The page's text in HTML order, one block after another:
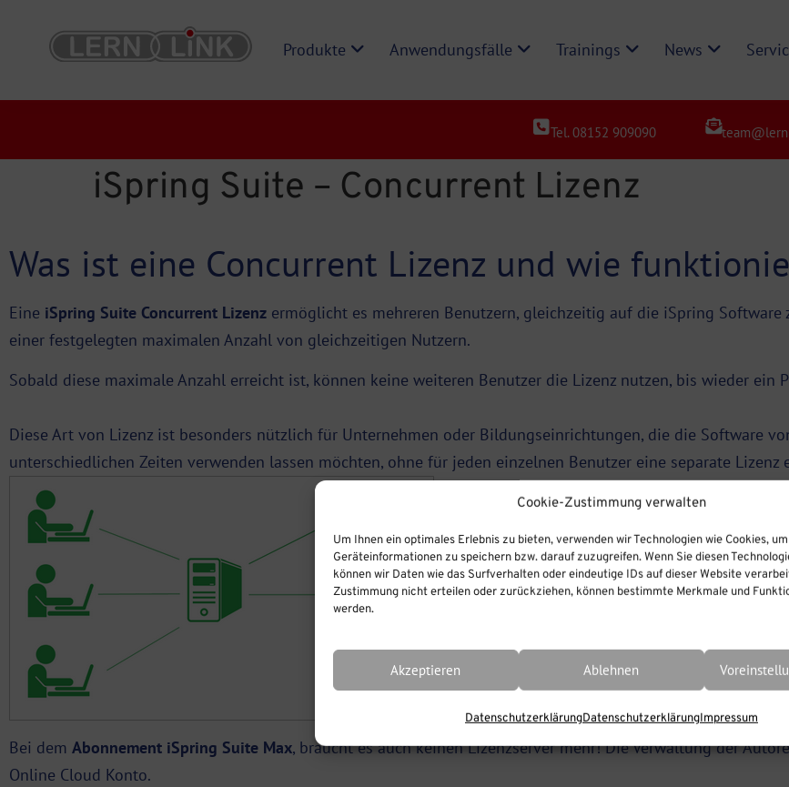
Cookie-Zustimmung verwalten
Um Ihnen ein optimales Erlebnis zu bieten, verwenden wir Technologien wie Cookies, um
Geräteinformationen zu speichern bzw. darauf zuzugreifen. Wenn Sie diesen
können wir Daten wie das Surfverhalten oder eindeutige IDs auf dieser Website
Zustimmung nicht erteilen oder zurückziehen, können bestimmte Merkmale und
werden.
Akzeptieren Ablehnen
DatenschutzerklärungDatenschutzerklärungImpressum
Produkte Anwendungsfälle Trainings News
Tel. 08152 909090
iSpring Suite – Concurrent Lizenz
Was ist eine Concurrent Lizenz und wie
Eine iSpring Suite Concurrent Lizenz ermöglicht es mehreren Benutzern, gleichzeitig auf die iSpring Software
einer festgelegten maximalen Anzahl von gleichzeitigen Nutzern.
Sobald diese maximale Anzahl erreicht ist, können keine weiteren Benutzer die Lizenz nutzen, bis wieder ein
Diese Art von Lizenz ist besonders nützlich für Unternehmen oder Bildungseinrichtungen, die die Software
unterschiedlichen Zeiten verwenden lassen möchten, ohne für jeden einzelnen Benutzer eine separate Lizenz
Bei dem Abonnement iSpring Suite Max, braucht es auch keinen Lizenzserver mehr! Die Verwaltung der
Online Cloud Konto.